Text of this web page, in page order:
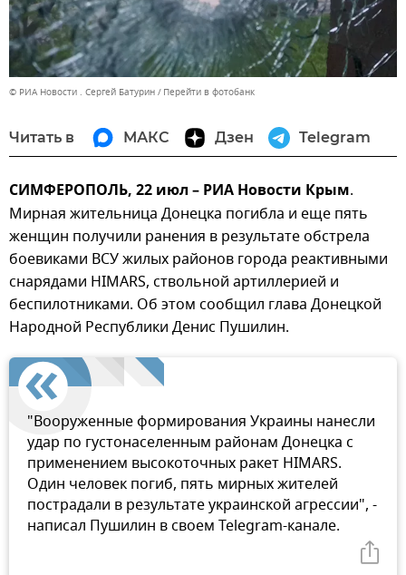
© РИА Новости . Сергей Батурин Перейти в фотобанк
Читать в МАКС Дзен Telegram
СИМФЕРОПОЛЬ, 22 июл – РИА Новости Крым.
Мирная жительница Донецка погибла и еще пять
женщин получили ранения в результате обстрела
боевиками ВСУ жилых районов города реактивными
снарядами HIMARS, ствольной артиллерией и
беспилотниками. Об этом сообщил глава Донецкой
Народной Республики Денис Пушилин.
"Вооруженные формирования Украины нанесли
удар по густонаселенным районам Донецка с
применением высокоточных ракет HIMARS.
Один человек погиб, пять мирных жителей
пострадали в результате украинской агрессии", -
написал Пушилин в своем Telegram-канале.